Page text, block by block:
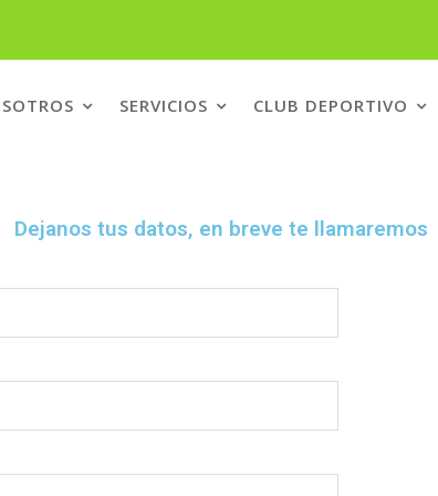
SERVICIOS CLUB DEPORTIVO
y evaluación
Dejanos tus datos, en breve te llamaremos